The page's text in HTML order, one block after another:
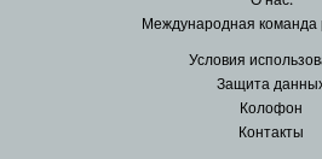
Международная команда
Условия
Защита
Колофон
Контакты